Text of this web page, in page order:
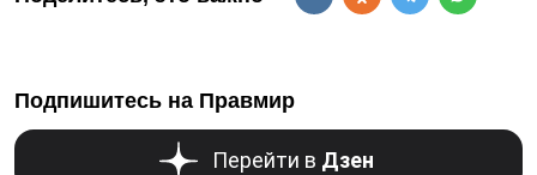
Подпишитесь на Правмир
Перейти в Дзен